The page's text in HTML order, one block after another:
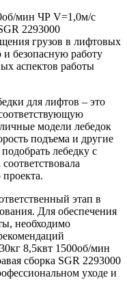
мин ЧР V=1,0м/с
2293000
грузов в лифтовых
безопасную работу
аспектов работы
для лифтов – это
модели лебедок
подъема и другие
лебедку с
этап в
Для обеспечения
необходимо
8,5квт 1500об/мин
сборка SGR 2293000
уходе и